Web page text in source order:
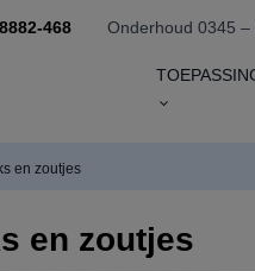
468 Onderhoud 0345 –
en zoutjes
en zoutjes